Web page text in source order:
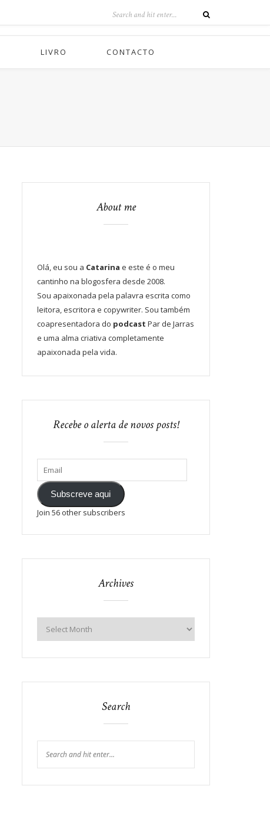
LIVRO CONTACTO
About me
Olá, eu sou a Catarina e este é o meu
cantinho na blogosfera desde 2008.
Sou apaixonada pela palavra escrita como
leitora, escritora e copywriter. Sou também
coapresentadora do podcast Par de Jarras
e uma alma criativa completamente
apaixonada pela vida.
Recebe o alerta de novos posts!
Subscreve aqui
Join 56 other subscribers
Archives
Search